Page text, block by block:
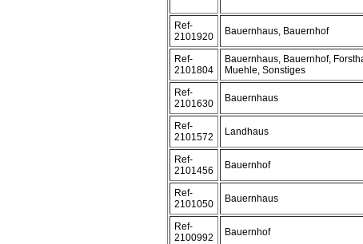
Ref-
2101920
Bauernhaus, Bauernhof
Ref-
2101804
Bauernhaus, Bauernhof,
Muehle, Sonstiges
Ref-
2101630
Bauernhaus
Ref-
2101572
Landhaus
Ref-
2101456
Bauernhof
Ref-
2101050
Bauernhaus
Ref-
2100992
Bauernhof